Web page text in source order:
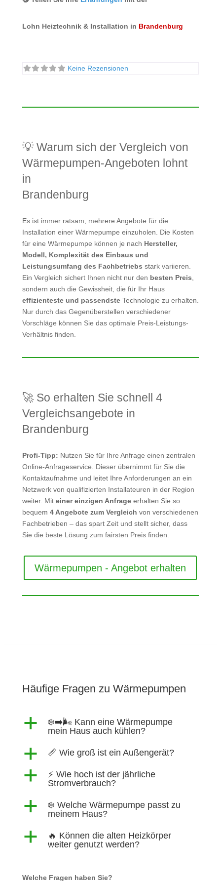
Lohn Heiztechnik & Installation in Brandenburg
Keine Rezensionen
💡 Warum sich der Vergleich von
Wärmepumpen-Angeboten lohnt
in
Brandenburg
Es ist immer ratsam, mehrere Angebote für die
Installation einer Wärmepumpe einzuholen. Die Kosten
für eine Wärmepumpe können je nach Hersteller,
Modell, Komplexität des Einbaus und
Leistungsumfang des Fachbetriebs stark variieren.
Ein Vergleich sichert Ihnen nicht nur den besten Preis
sondern auch die Gewissheit, die für Ihr Haus
effizienteste und passendsteTechnologie zu erhalten.
Nur durch das Gegenüberstellen verschiedener
Vorschläge können Sie das optimale Preis-Leistungs-
Verhältnis finden.
🚀 So erhalten Sie schnell 4
Vergleichsangebote in
Brandenburg
Profi-Tipp: Nutzen Sie für Ihre Anfrage einen zentralen
Online-Anfrageservice. Dieser übernimmt für Sie die
Kontaktaufnahme und leitet Ihre Anforderungen an ein
Netzwerk von qualifizierten Installateuren in der Region
weiter. Mit einer einzigen Anfrageerhalten Sie so
bequem 4 Angebote zum Vergleich von verschiedenen
Fachbetrieben – das spart Zeit und stellt sicher, dass
Sie die beste Lösung zum fairsten Preis finden.
Wärmepumpen - Angebot erhalten
Häufige Fragen zu Wärmepumpen
a
❄️➡️🌬️ Kann eine Wärmepumpe
mein Haus auch kühlen?
a 📏 Wie groß ist ein Außengerät?
a
⚡ Wie hoch ist der jährliche
Stromverbrauch?
a
❄️ Welche Wärmepumpe passt zu
meinem Haus?
a
🔥 Können die alten Heizkörper
weiter genutzt werden?
Welche Fragen haben Sie?